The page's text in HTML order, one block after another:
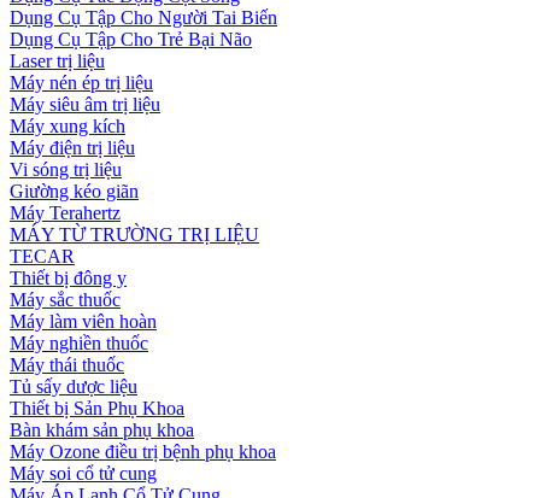
Dụng Cụ Tập Cho Người Tai Biến
Dụng Cụ Tập Cho Trẻ Bại Não
Laser trị liệu
Máy nén ép trị liệu
Máy siêu âm trị liệu
Máy xung kích
Máy điện trị liệu
Vi sóng trị liệu
Giường kéo giãn
Máy Terahertz
MÁY TỪ TRƯỜNG TRỊ LIỆU
TECAR
Thiết bị đông y
Máy sắc thuốc
Máy làm viên hoàn
Máy nghiền thuốc
Máy thái thuốc
Tủ sấy dược liệu
Thiết bị Sản Phụ Khoa
Bàn khám sản phụ khoa
Máy Ozone điều trị bệnh phụ khoa
Máy soi cổ tử cung